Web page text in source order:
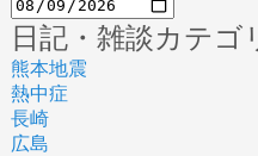
日記・雑談カテ
熊本地震
熱中症
長崎
広島